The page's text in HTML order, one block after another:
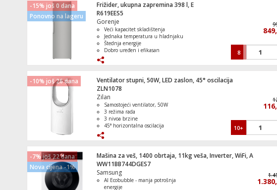
-15% još 0 dana
Ponovno na lageru
Frižider, ukupna zapremina 398 l, E
R619EES5
Gorenje
Veći kapacitet skladištenja
Jednaka temperatura u hladnjaku
Štednja energije
Dobro uređen i efikasan
8
-10% još 26 dana
Ventilator stupni, 50W, LED zaslon, 45° oscilacija
ZLN1078
Zilan
Samostojeći ventilator, 50W
3 režima rada
3 nivoa brzine
45° horizontalna oscilacija
10+
-7% još 22 dana
Nova cijena -1%
Mašina za veš, 1400 obrtaja, 11kg veša, Inverter, WiFi, A
WW11BB744DGES7
Samsung
AI Ecobubble - manja potrošnja
energije